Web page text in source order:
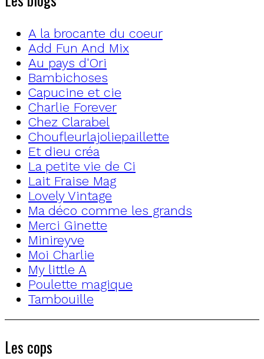
A la brocante du coeur
Add Fun And Mix
Au pays d'Ori
Bambichoses
Capucine et cie
Charlie Forever
Chez Clarabel
Choufleurlajoliepaillette
Et dieu créa
La petite vie de Ci
Lait Fraise Mag
Lovely Vintage
Ma déco comme les grands
Merci Ginette
Minireyve
Moi Charlie
My little A
Poulette magique
Tambouille
Les cops